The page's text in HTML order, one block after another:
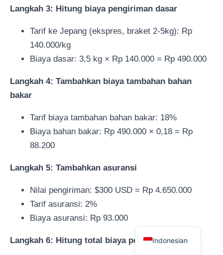
Langkah 3: Hitung biaya pengiriman dasar
Tarif ke Jepang (ekspres, braket 2-5kg): Rp
140.000/kg
Biaya dasar: 3,5 kg × Rp 140.000 = Rp 490.000
Langkah 4: Tambahkan biaya tambahan bahan
bakar
Tarif biaya tambahan bahan bakar: 18%
Biaya bahan bakar: Rp 490.000 × 0,18 = Rp
88.200
Langkah 5: Tambahkan asuransi
Nilai pengiriman: $300 USD = Rp 4.650.000
Tarif asuransi: 2%
Biaya asuransi: Rp 93.000
Langkah 6: Hitung total biaya pengiriman
Indonesian
English